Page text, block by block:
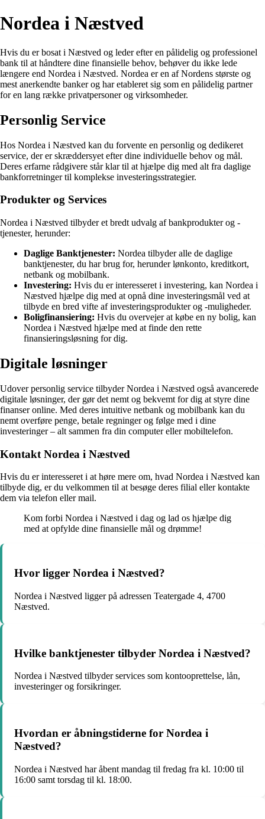
Nordea i Næstved
Hvis du er bosat i Næstved og leder efter en pålidelig og professionel
bank til at håndtere dine finansielle behov, behøver du ikke lede
længere end Nordea i Næstved. Nordea er en af Nordens største og
mest anerkendte banker og har etableret sig som en pålidelig partner
for en lang række privatpersoner og virksomheder.
Personlig Service
Hos Nordea i Næstved kan du forvente en personlig og dedikeret
service, der er skræddersyet efter dine individuelle behov og mål.
Deres erfarne rådgivere står klar til at hjælpe dig med alt fra daglige
bankforretninger til komplekse investeringsstrategier.
Produkter og Services
Nordea i Næstved tilbyder et bredt udvalg af bankprodukter og -
tjenester, herunder:
Daglige Banktjenester: Nordea tilbyder alle de daglige
banktjenester, du har brug for, herunder lønkonto, kreditkort,
netbank og mobilbank.
Investering: Hvis du er interesseret i investering, kan Nordea i
Næstved hjælpe dig med at opnå dine investeringsmål ved at
tilbyde en bred vifte af investeringsprodukter og -muligheder.
Boligfinansiering: Hvis du overvejer at købe en ny bolig, kan
Nordea i Næstved hjælpe med at finde den rette
finansieringsløsning for dig.
Digitale løsninger
Udover personlig service tilbyder Nordea i Næstved også avancerede
digitale løsninger, der gør det nemt og bekvemt for dig at styre dine
finanser online. Med deres intuitive netbank og mobilbank kan du
nemt overføre penge, betale regninger og følge med i dine
investeringer – alt sammen fra din computer eller mobiltelefon.
Kontakt Nordea i Næstved
Hvis du er interesseret i at høre mere om, hvad Nordea i Næstved kan
tilbyde dig, er du velkommen til at besøge deres filial eller kontakte
dem via telefon eller mail.
Kom forbi Nordea i Næstved i dag og lad os hjælpe dig
med at opfylde dine finansielle mål og drømme!
Hvor ligger Nordea i Næstved?
Nordea i Næstved ligger på adressen Teatergade 4, 4700
Næstved.
Hvilke banktjenester tilbyder Nordea i Næstved?
Nordea i Næstved tilbyder services som kontooprettelse, lån,
investeringer og forsikringer.
Hvordan er åbningstiderne for Nordea i
Næstved?
Nordea i Næstved har åbent mandag til fredag fra kl. 10:00 til
16:00 samt torsdag til kl. 18:00.